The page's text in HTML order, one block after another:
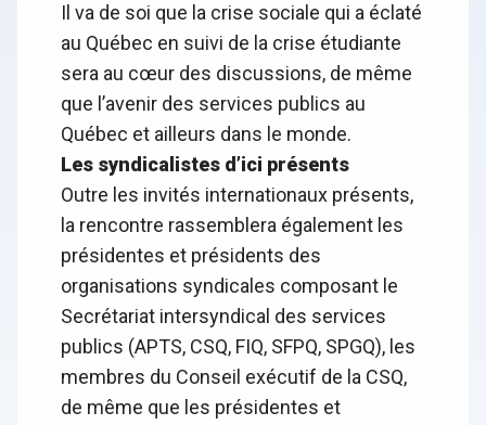
Il va de soi que la crise sociale qui a éclaté
au Québec en suivi de la crise étudiante
sera au cœur des discussions, de même
que l’avenir des services publics au
Québec et ailleurs dans le monde.
Les syndicalistes d’ici présents
Outre les invités internationaux présents,
la rencontre rassemblera également les
présidentes et présidents des
organisations syndicales composant le
Secrétariat intersyndical des services
publics (APTS, CSQ, FIQ, SFPQ, SPGQ), les
membres du Conseil exécutif de la CSQ,
de même que les présidentes et